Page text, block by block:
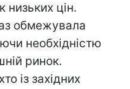
низьких цін.
обмежувала
необхідністю
ринок.
із західних